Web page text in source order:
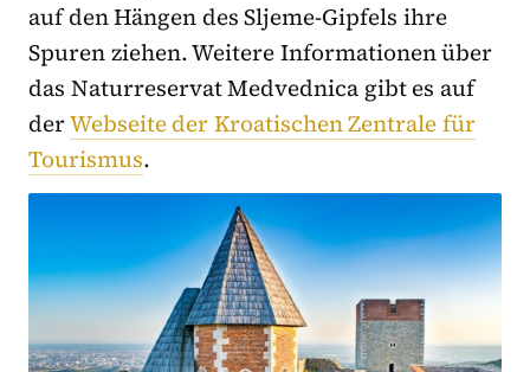
auf den Hängen des Sljeme-Gipfels ihre
Spuren ziehen. Weitere Informationen über
das Naturreservat Medvednica gibt es auf
derWebseite der Kroatischen Zentrale für
Tourismus.